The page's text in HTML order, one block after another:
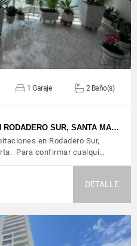
1 Garaje 2 Baño(s)
RODADERO SUR, SANTA MA…
en Rodadero Sur,
Para confirmar cualqui…
DETALLE